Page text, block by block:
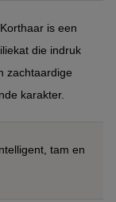
is een
die indruk
zachtaardige
karakter.
tam en